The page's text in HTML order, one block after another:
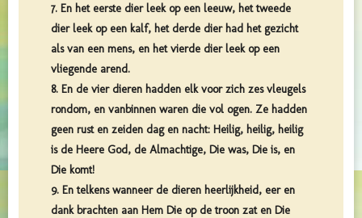
7. En het eerste dier leek op een leeuw, het tweede
dier leek op een kalf, het derde dier had het gezicht
als van een mens, en het vierde dier leek op een
vliegende arend.
8. En de vier dieren hadden elk voor zich zes vleugels
rondom, en vanbinnen waren die vol ogen. Ze hadden
geen rust en zeiden dag en nacht: Heilig, heilig, heilig
is de Heere God, de Almachtige, Die was, Die is, en
Die komt!
9. En telkens wanneer de dieren heerlijkheid, eer en
dank brachten aan Hem Die op de troon zat en Die